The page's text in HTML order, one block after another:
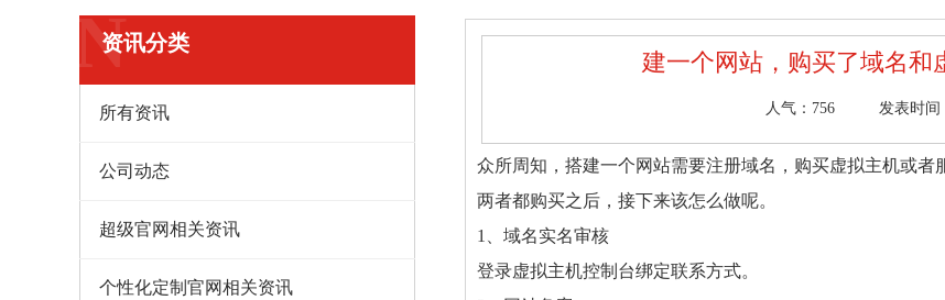
资讯分类
N
所有资讯
公司动态
超级官网相关资讯
个性化定制官网相关资讯
建一个网站，购买了域名和
人气： 756 发表时间
众所周知，搭建一个网站需要注册域名 ，购买虚拟主机或者
两者都购买之后，接下来该怎么做呢。
1、域名实名审核
登录虚拟主机控制台绑定联系方式。